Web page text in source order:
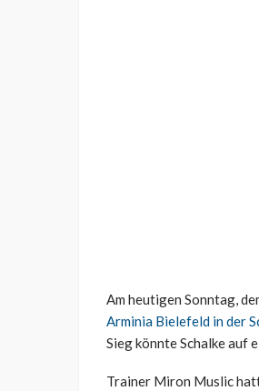
Am heutigen Sonntag,
Arminia Bielefeld in der
Sieg könnte Schalke auf
Trainer Miron Muslic